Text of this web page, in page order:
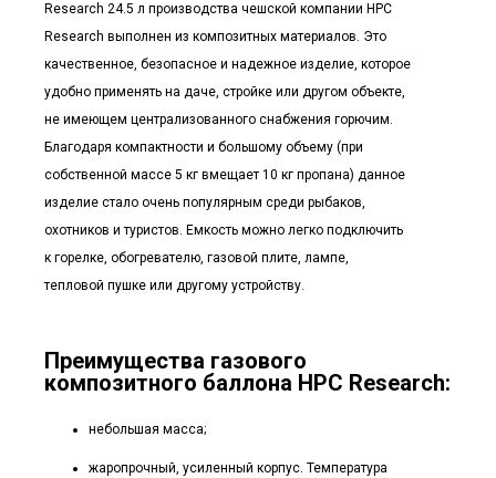
Research 24.5 л производства чешской компании HPC
Research выполнен из композитных материалов. Это
качественное, безопасное и надежное изделие, которое
удобно применять на даче, стройке или другом объекте,
не имеющем централизованного снабжения горючим.
Благодаря компактности и большому объему (при
собственной массе 5 кг вмещает 10 кг пропана) данное
изделие стало очень популярным среди рыбаков,
охотников и туристов. Емкость можно легко подключить
к горелке, обогревателю, газовой плите, лампе,
тепловой пушке или другому устройству.
Преимущества газового
композитного баллона HPC Research:
небольшая масса;
жаропрочный, усиленный корпус. Температура